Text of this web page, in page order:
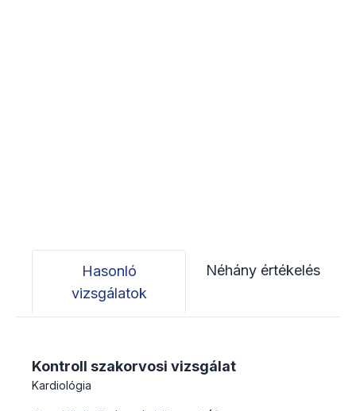
Hasonló
vizsgálatok
Néhány értékelés
Kontroll szakorvosi vizsgálat
Kardiológia